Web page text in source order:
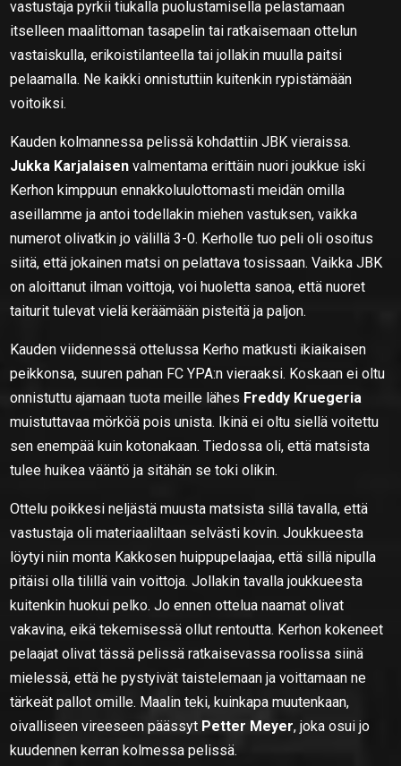
vastustaja pyrkii tiukalla puolustamisella pelastamaan
itselleen maalittoman tasapelin tai ratkaisemaan ottelun
vastaiskulla, erikoistilanteella tai jollakin muulla paitsi
pelaamalla. Ne kaikki onnistuttiin kuitenkin rypistämään
voitoiksi.
Kauden kolmannessa pelissä kohdattiin JBK vieraissa.
Jukka Karjalaisen valmentama erittäin nuori joukkue iski
Kerhon kimppuun ennakkoluulottomasti meidän omilla
aseillamme ja antoi todellakin miehen vastuksen, vaikka
numerot olivatkin jo välillä 3-0. Kerholle tuo peli oli osoitus
siitä, että jokainen matsi on pelattava tosissaan. Vaikka JBK
on aloittanut ilman voittoja, voi huoletta sanoa, että nuoret
taiturit tulevat vielä keräämään pisteitä ja paljon.
Kauden viidennessä ottelussa Kerho matkusti ikiaikaisen
peikkonsa, suuren pahan FC YPA:n vieraaksi. Koskaan ei oltu
onnistuttu ajamaan tuota meille lähes Freddy Kruegeria
muistuttavaa mörköä pois unista. Ikinä ei oltu siellä voitettu
sen enempää kuin kotonakaan. Tiedossa oli, että matsista
tulee huikea vääntö ja sitähän se toki olikin.
Ottelu poikkesi neljästä muusta matsista sillä tavalla, että
vastustaja oli materiaaliltaan selvästi kovin. Joukkueesta
löytyi niin monta Kakkosen huippupelaajaa, että sillä nipulla
pitäisi olla tilillä vain voittoja. Jollakin tavalla joukkueesta
kuitenkin huokui pelko. Jo ennen ottelua naamat olivat
vakavina, eikä tekemisessä ollut rentoutta. Kerhon kokeneet
pelaajat olivat tässä pelissä ratkaisevassa roolissa siinä
mielessä, että he pystyivät taistelemaan ja voittamaan ne
tärkeät pallot omille. Maalin teki, kuinkapa muutenkaan,
oivalliseen vireeseen päässyt Petter Meyer, joka osui jo
kuudennen kerran kolmessa pelissä.